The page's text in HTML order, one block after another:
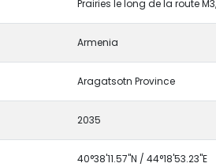
Prairies le long de la route
Armenia
Aragatsotn Province
2035
40°38'11.57"N / 44°18'53.23"E